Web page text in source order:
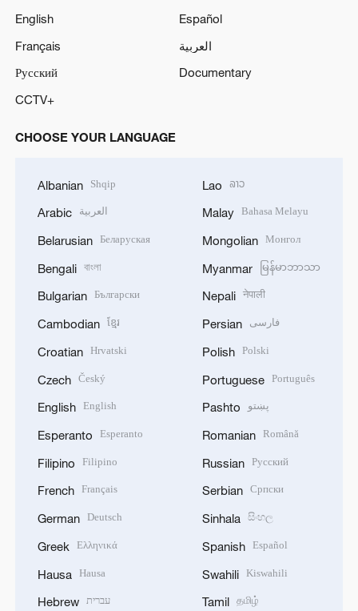
English
Español
Français
العربية
Русский
Documentary
CCTV+
CHOOSE YOUR LANGUAGE
Albanian Shqip
Arabic العربية
Belarusian Беларуская
Bengali বাংলা
Bulgarian Български
Cambodian ខ្មែរ
Croatian Hrvatski
Czech Český
English English
Esperanto Esperanto
Filipino Filipino
French Français
German Deutsch
Greek Ελληνικά
Hausa Hausa
Hebrew עברית
Lao ລາວ
Malay Bahasa Melayu
Mongolian Монгол
Myanmar မြန်မာဘာသာ
Nepali नेपाली
Persian فارسی
Polish Polski
Portuguese Português
Pashto پښتو
Romanian Română
Russian Русский
Serbian Српски
Sinhala සිංහල
Spanish Español
Swahili Kiswahili
Tamil தமிழ்